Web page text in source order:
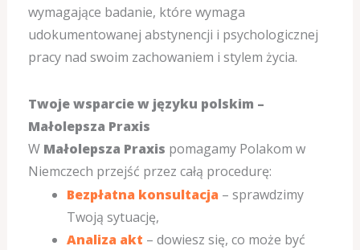
wymagające badanie, które wymaga
udokumentowanej abstynencji i psychologicznej
pracy nad swoim zachowaniem i stylem życia.
Twoje wsparcie w języku polskim –
Małolepsza Praxis
W Małolepsza Praxis pomagamy Polakom w
Niemczech przejść przez całą procedurę:
Bezpłatna konsultacja – sprawdzimy
Twoją sytuację,
Analiza akt – dowiesz się, co może być